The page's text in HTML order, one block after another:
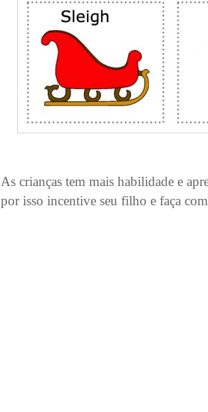
As crianças tem mais habilidade e
por isso incentive seu filho e faça